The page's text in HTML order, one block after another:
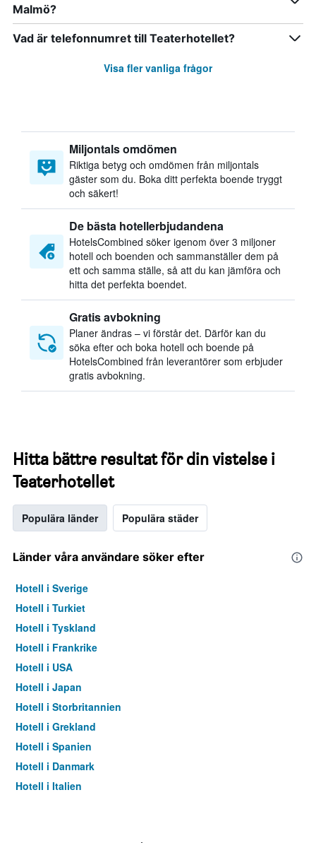
Malmö?
Vad är telefonnumret till Teaterhotellet?
Visa fler vanliga frågor
Miljontals omdömen
Riktiga betyg och omdömen från miljontals
gäster som du. Boka ditt perfekta boende tryggt
och säkert!
De bästa hotellerbjudandena
HotelsCombined söker igenom över 3 miljoner
hotell och boenden och sammanställer dem på
ett och samma ställe, så att du kan jämföra och
hitta det perfekta boendet.
Gratis avbokning
Planer ändras – vi förstår det. Därför kan du
söka efter och boka hotell och boende på
HotelsCombined från leverantörer som erbjuder
gratis avbokning.
Hitta bättre resultat för din vistelse i
Teaterhotellet
Populära länder Populära städer
Länder våra användare söker efter
Hotell i Sverige
Hotell i Turkiet
Hotell i Tyskland
Hotell i Frankrike
Hotell i USA
Hotell i Japan
Hotell i Storbritannien
Hotell i Grekland
Hotell i Spanien
Hotell i Danmark
Hotell i Italien